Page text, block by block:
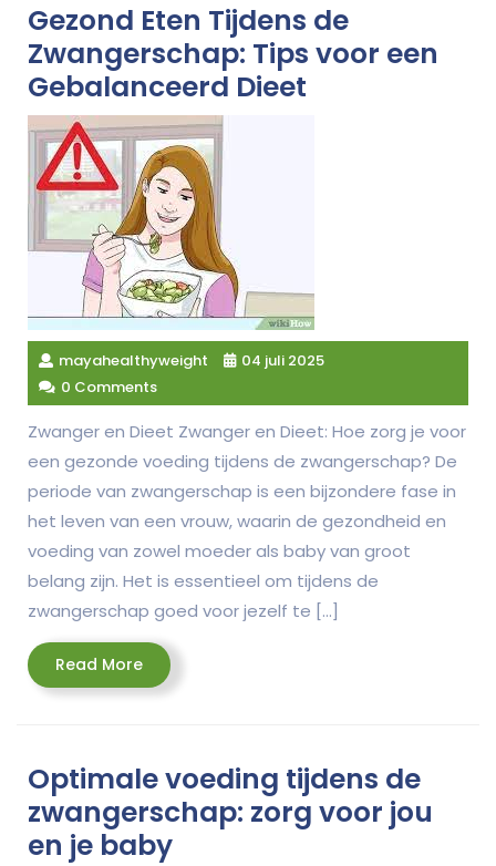
Gezond Eten Tijdens de
Zwangerschap: Tips voor een
Gebalanceerd Dieet
mayahealthyweight
04 juli 2025
0 Comments
Zwanger en Dieet Zwanger en Dieet: Hoe zorg je voor
een gezonde voeding tijdens de zwangerschap? De
periode van zwangerschap is een bijzondere fase in
het leven van een vrouw, waarin de gezondheid en
voeding van zowel moeder als baby van groot
belang zijn. Het is essentieel om tijdens de
zwangerschap goed voor jezelf te […]
Read MoreRead
More
Optimale voeding tijdens de
zwangerschap: zorg voor jou
en je baby